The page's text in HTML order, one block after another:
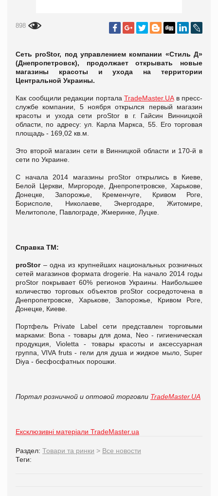
898
Сеть proStor, под управлением компании «Стиль Д»
(Днепропетровск), продолжает открывать новые
магазины красоты и ухода на территории
Центральной Украины.
Как сообщили редакции портала TradeMaster.UAв пресс-
службе компании, 5 ноября открылся первый магазин
красоты и ухода сети proStor в г. Гайсин Винницкой
области, по адресу: ул. Карла Маркса, 55. Его торговая
площадь - 169,02 кв.м.
Это второй магазин сети в Винницкой области и 170-й в
сети по Украине.
С начала 2014 магазины рroStor открылись в Киеве,
Белой Церкви, Миргороде, Днепропетровске, Харькове,
Донецке, Запорожье, Кременчуге, Кривом Роге,
Борисполе, Николаеве, Энергодаре, Житомире,
Мелитополе, Павлограде, Жмеринке, Луцке.
Справка ТМ:
proStor– одна из крупнейших национальных розничных
сетей магазинов формата drogerie. На начало 2014 годы
proStor покрывает 60% регионов Украины. Наибольшее
количество торговых объектов proStor сосредоточена в
Днепропетровске, Харькове, Запорожье, Кривом Роге,
Донецке, Киеве.
Портфель Private Label сети представлен торговыми
марками: Bona - товары для дома, Neo - гигиеническая
продукция, Violetta - товары красоты и аксессуарная
группа, VIVA fruts - гели для душа и жидкое мыло, Super
Diya - бесфосфатных порошки.
Портал розничной и оптовой торговли TradeMaster.UA
Ексклюзивні матеріали TradeMaster.ua
Раздел: Товари та ринки > Все новости
Теги: